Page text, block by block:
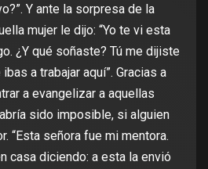
Y ante la sorpresa de la
mujer le dijo: “Yo te vi esta
¿Y qué soñaste? Tú me dijiste
a trabajar aquí”. Gracias a
a evangelizar a aquellas
sido imposible, si alguien
“Esta señora fue mi mentora.
casa diciendo: a esta la envió